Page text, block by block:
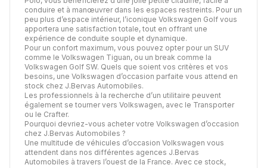
conduire et à manœuvrer dans les espaces restreints. Pour un
peu plus d’espace intérieur, l’iconique Volkswagen Golf vous
apportera une satisfaction totale, tout en offrant une
expérience de conduite souple et dynamique.
Pour un confort maximum, vous pouvez opter pour un SUV
comme le Volkswagen Tiguan, ou un break comme la
Volkswagen Golf SW. Quels que soient vos critères et vos
besoins, une Volkswagen d’occasion parfaite vous attend en
stock chez J.Bervas Automobiles.
Les professionnels à la recherche d’un utilitaire peuvent
également se tourner vers Volkswagen, avec le Transporter
ou le Crafter.
Pourquoi devriez-vous acheter votre Volkswagen d’occasion
chez J.Bervas Automobiles ?
Une multitude de véhicules d’occasion Volkswagen vous
attendent dans nos différentes agences J.Bervas
Automobiles à travers l’ouest de la France. Avec ce stock,